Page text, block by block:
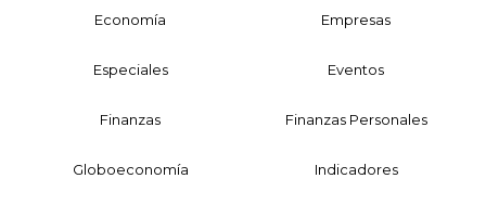
Economía Empresas
Especiales Eventos
Finanzas Finanzas Personales
Globoeconomía Indicadores